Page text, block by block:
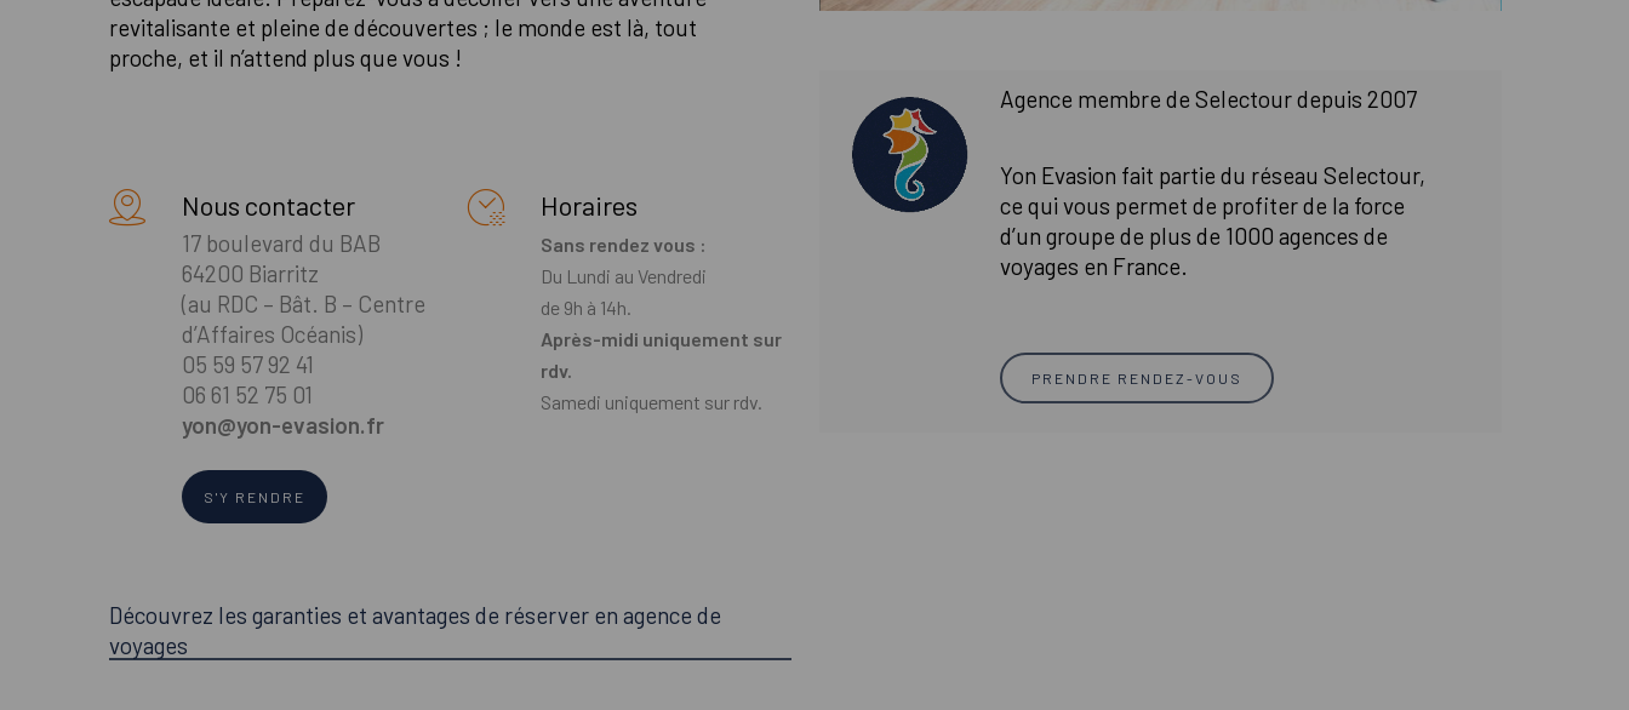
revitalisante et pleine de découvertes ; le monde est là, tout
proche, et il n’attend plus que vous !
Nous contacter
17 boulevard du BAB
64200 Biarritz
(au RDC – Bât. B – Centre
d’Affaires Océanis)
05 59 57 92 41
06 61 52 75 01
yon@yon-evasion.fr
S'Y RENDRE
Horaires
Sans rendez vous :
Du Lundi au Vendredi
de 9h à 14h.
Après-midi uniquement sur
rdv.
Samedi uniquement sur rdv.
Découvrez les garanties et avantages de réserver en agence de
voyages
Agence membre de Selectour depuis 2007
Yon Evasion fait partie du réseau Selectour,
ce qui vous permet de profiter de la force
d’un groupe de plus de 1000 agences de
voyages en France.
PRENDRE RENDEZ-VOUS